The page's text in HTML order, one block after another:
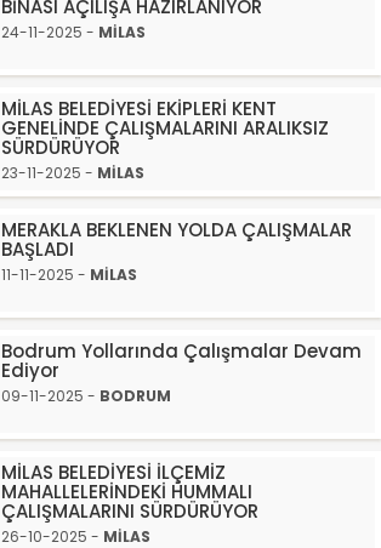
BİNASI AÇILIŞA HAZIRLANIYOR
24-11-2025 - MİLAS
MİLAS BELEDİYESİ EKİPLERİ KENT
GENELİNDE ÇALIŞMALARINI ARALIKSIZ
SÜRDÜRÜYOR
23-11-2025 - MİLAS
MERAKLA BEKLENEN YOLDA ÇALIŞMALAR
BAŞLADI
11-11-2025 - MİLAS
Bodrum Yollarında Çalışmalar Devam
Ediyor
09-11-2025 - BODRUM
MİLAS BELEDİYESİ İLÇEMİZ
MAHALLELERİNDEKİ HUMMALI
ÇALIŞMALARINI SÜRDÜRÜYOR
26-10-2025 - MİLAS